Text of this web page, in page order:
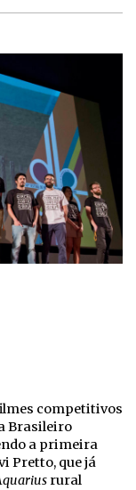
competitivos
Brasileiro
a primeira
Pretto, que já
rural